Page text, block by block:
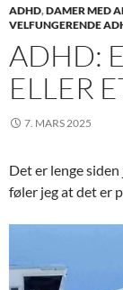
ADHD,DAMER MED
VELFUNGERENDE
ADHD:
ELLER
7. MARS 2025
Det er lenge
føler jeg at det er